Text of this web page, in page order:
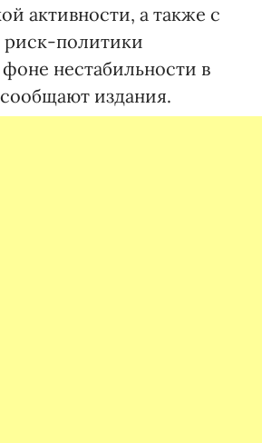
активности, а также с
политики
нестабильности в
издания.